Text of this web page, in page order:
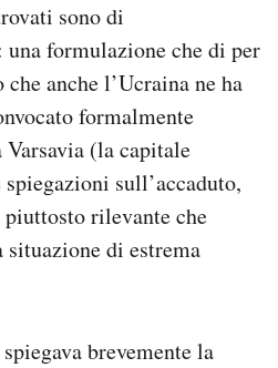
sono di
una formulazione che di per
anche l’Ucraina ne ha
formalmente
Varsavia (la capitale
sull’accaduto,
rilevante che
di estrema
brevemente la